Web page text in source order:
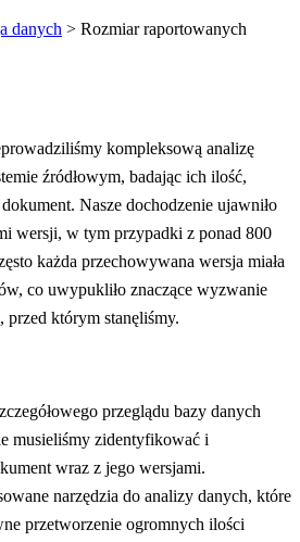
danych > Rozmiar raportowanych
kompleksową analizę
źródłowym, badając ich ilość,
Nasze dochodzenie ujawniło
wersji, w tym przypadki z ponad 800
każda przechowywana wersja miała
co uwypukliło znaczące wyzwanie
przed którym stanęliśmy.
przeglądu bazy danych
musieliśmy zidentyfikować i
wraz z jego wersjami.
narzędzia do analizy danych, które
przetworzenie ogromnych ilości